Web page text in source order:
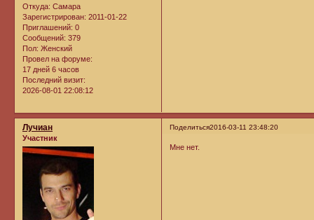
Откуда: Самара
Зарегистрирован: 2011-01-22
Приглашений: 0
Сообщений: 379
Пол: Женский
Провел на форуме:
17 дней 6 часов
Последний визит:
2026-08-01 22:08:12
Поделиться2016-03-11 23:48:20
Лучиан
Участник
Мне нет.